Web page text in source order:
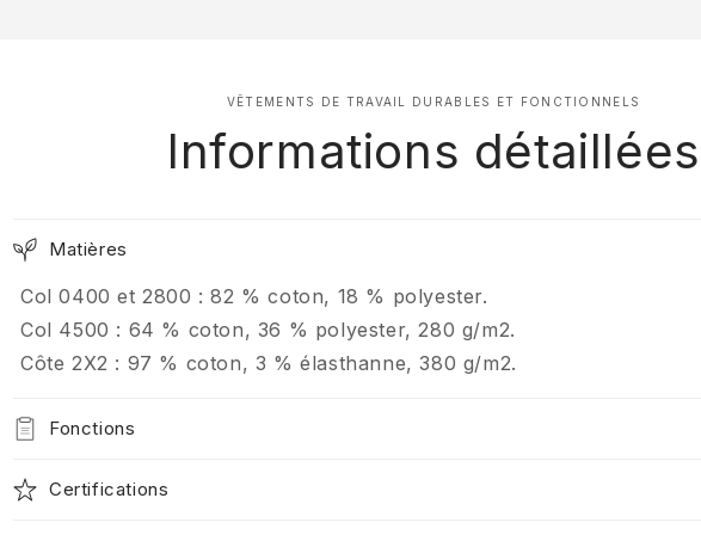
VÊTEMENTS DE TRAVAIL DURABLES ET FONCTIONNELS
Informations détaillées
Matières
Col 0400 et 2800 : 82 % coton, 18 % polyester.
Col 4500 : 64 % coton, 36 % polyester, 280 g/m2.
Côte 2X2 : 97 % coton, 3 % élasthanne, 380 g/m2.
Fonctions
Certifications
première commande et